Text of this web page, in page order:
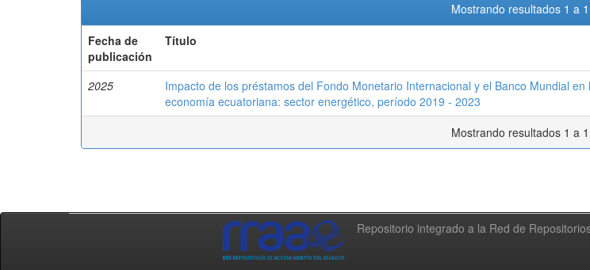
Mostrando resultados 1 a
Fecha de
publicación
Título
2025
Impacto de los préstamos del Fondo Monetario Internacional y el Banco Mundial en
economía ecuatoriana: sector energético, período 2019 - 2023
Mostrando resultados 1 a
Repositorio integrado a la Red de